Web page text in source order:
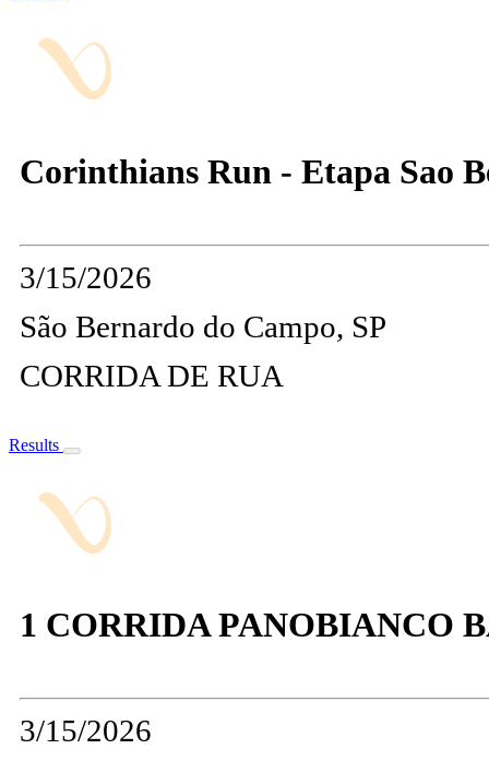
Corinthians Run - Etapa Sao
3/15/2026
São Bernardo do Campo, SP
CORRIDA DE RUA
Results
1 CORRIDA PANOBIANCO
3/15/2026